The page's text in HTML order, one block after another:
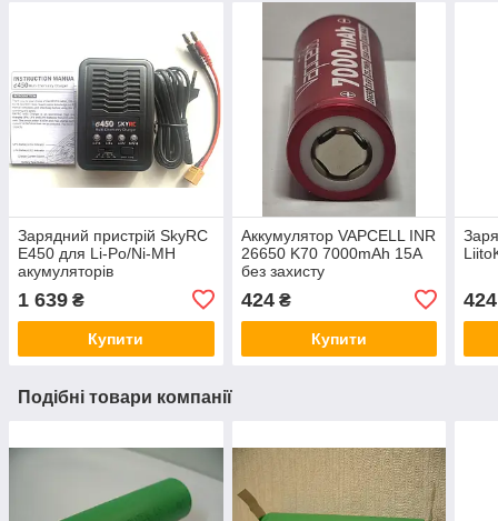
Зарядний пристрій SkyRC
E450 для Li-Po/Ni-MH
акумуляторів
1 639 ₴
Купити
Аккумулятор VAPCELL INR
26650 K70 7000mAh 15A
без захисту
424₴
Купити
424
Подібні товари компанії